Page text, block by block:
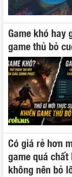
Game khó
game thủ bỏ
Có giá rẻ hơn
game quá
không nên bỏ